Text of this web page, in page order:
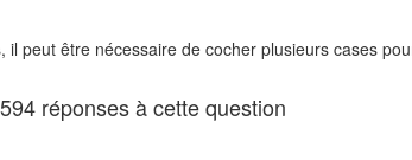
il peut être nécessaire de cocher plusieurs cases
réponses à cette question